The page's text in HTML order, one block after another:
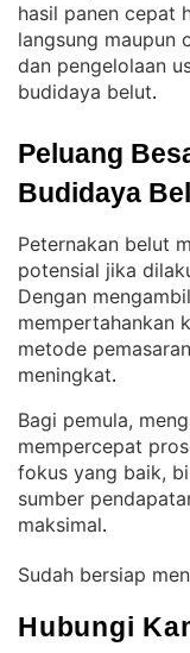
hasil panen cepat
langsung maupun
dan pengelolaan
budidaya belut.
Peluang
Budidaya
Peternakan belut
potensial jika
Dengan
mempertahankan
metode
meningkat.
Bagi pemula,
mempercepat
fokus yang baik,
sumber
maksimal.
Sudah bersiap
Hubungi